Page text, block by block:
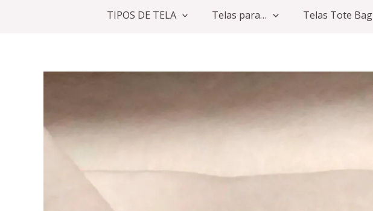
TIPOS DE TELA Telas para… Telas Tote Bag